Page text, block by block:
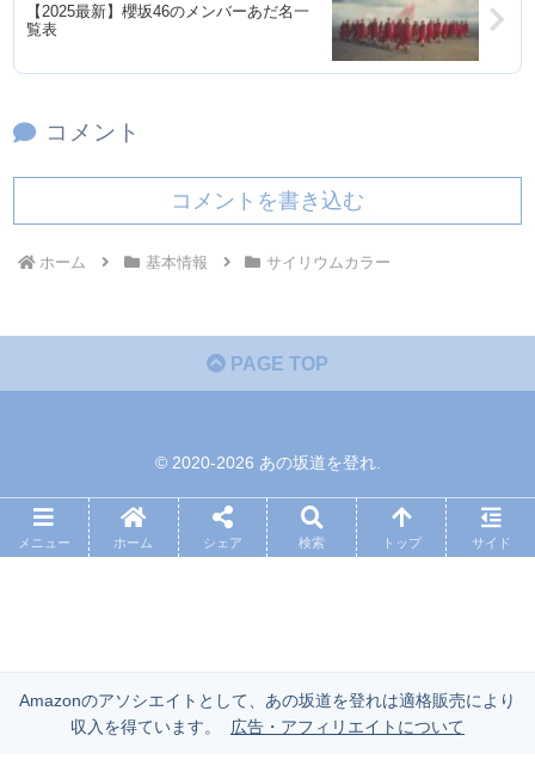
【2025最新】櫻坂46のメンバーあだ名一
覧表
コメント
コメントを書き込む
ホーム 基本情報 サイリウムカラー
PAGE TOP
© 2020-2026 あの坂道を登れ.
メニュー ホーム シェア 検索 トップ サイド
Amazonのアソシエイトとして、あの坂道を登れは適格販売により
収入を得ています。
広告・アフィリエイトについて